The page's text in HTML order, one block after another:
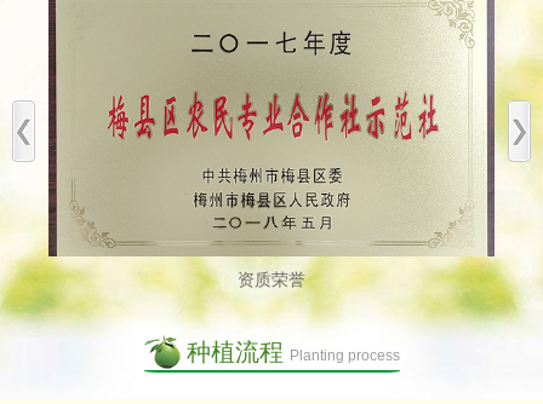
资质荣誉
种植流程 Planting process